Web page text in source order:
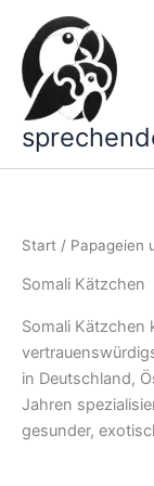
Inhalt
springen
Start / Papageien
Somali Kätzchen
Somali Kätzchen
in Deutschland,
Jahren
gesunder,